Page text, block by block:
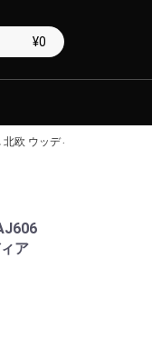
¥0
欧 ウッディライト ウッデ
ア